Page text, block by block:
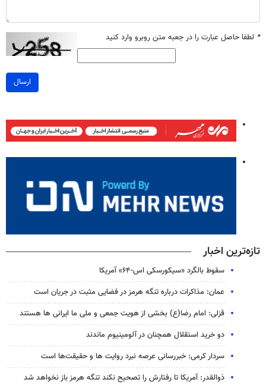
* لطفا حاصل عبارت را در جعبه متن روبرو وارد کنید
ارسال
تازه‌ترین اخبار
سقوط بالگرد «سیکورسکی اس-۶۴» آمریکا
عمان: مذاکرات درباره تنگه هرمز در فضایی مثبت در جریان است
قزلی: امام رضا(ع) بخشی از هویت جمعی و ملی ما ایرانی ها هستند
دو خرید استقلال همچنان در آلومینیوم ماندند
سردار کرمی: خبررسانی عرصه نبرد روایت ها و حقیقت‌ها است
ذوالقدر: آمریکا تا رفتارش را تصحیح نکند تنگه هرمز باز نخواهد شد